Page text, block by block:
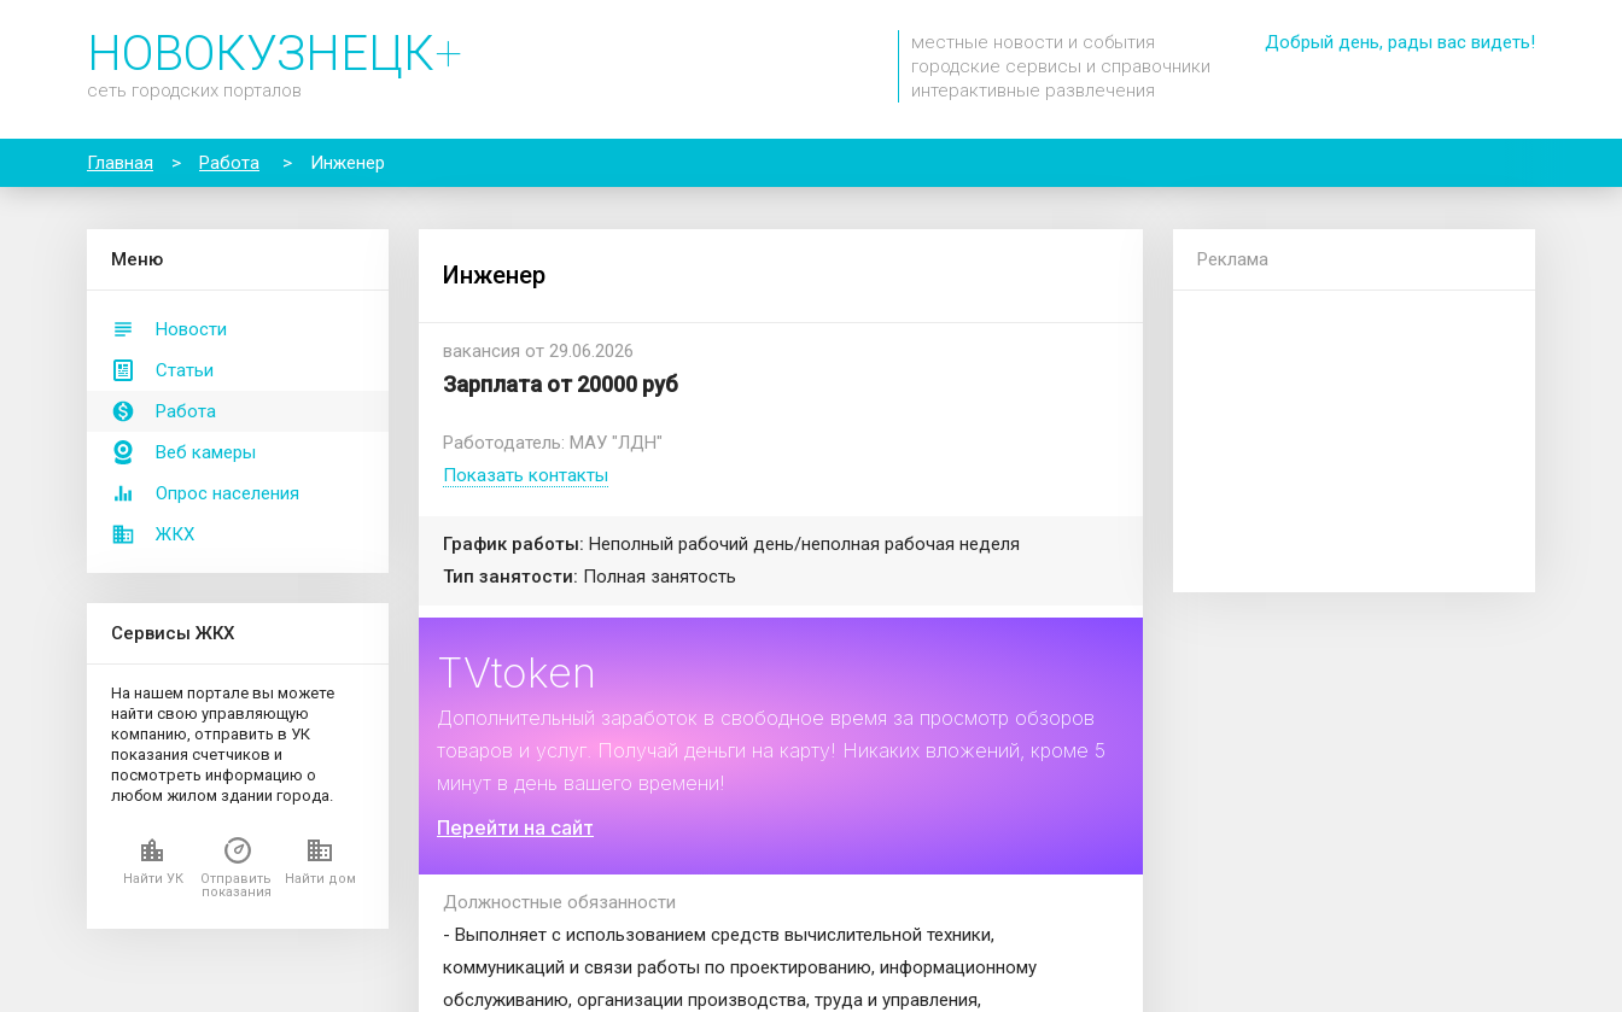
НОВОКУЗНЕЦК+
сеть городских порталов
местные новости и события
городские сервисы и справочники
интерактивные развлечения
Добрый день, рады вас видеть!
Главная > Работа > Инженер
Меню
Новости
Статьи
Работа
Веб камеры
Опрос населения
ЖКХ
Сервисы ЖКХ
На нашем портале вы можете
найти свою управляющую
компанию, отправить в УК
показания счетчиков и
посмотреть информацию о
любом жилом здании города.
Найти УК
Отправить
показания
Найти дом
Инженер
вакансия от 29.06.2026
Зарплата от 20000 руб
Работодатель: МАУ "ЛДН"
Показать контакты
График работы: Неполный рабочий день/неполная рабочая неделя
Тип занятости: Полная занятость
TVtoken
Дополнительный заработок в свободное время за просмотр обзоров
товаров и услуг. Получай деньги на карту! Никаких вложений, кроме 5
минут в день вашего времени!
Перейти на сайт
Должностные обязанности
- Выполняет с использованием средств вычислительной техники,
коммуникаций и связи работы по проектированию, информационному
обслуживанию, организации производства, труда и управления,
Реклама